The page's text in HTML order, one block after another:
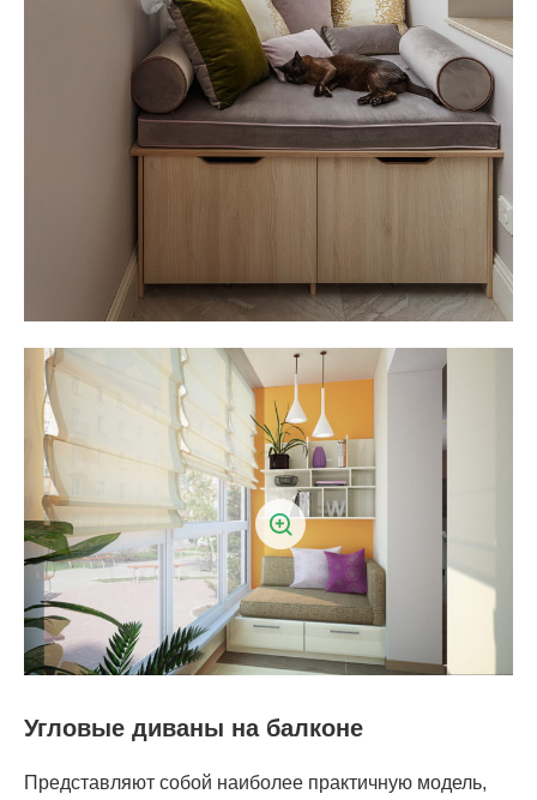
Угловые диваны на балконе
Представляют собой наиболее практичную модель,